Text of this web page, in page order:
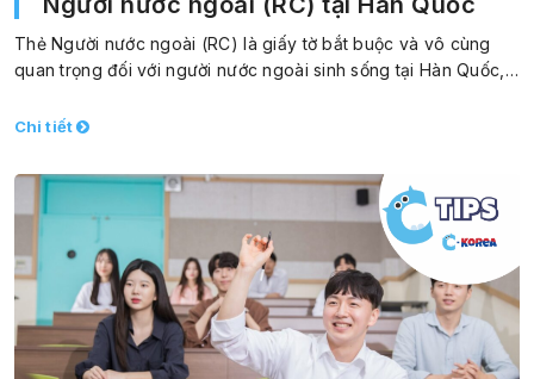
Thẻ Người nước ngoài (RC) là giấy tờ bắt buộc và vô cùng
quan trọng đối với người nước ngoài sinh sống tại Hàn Quốc,…
Chi tiết